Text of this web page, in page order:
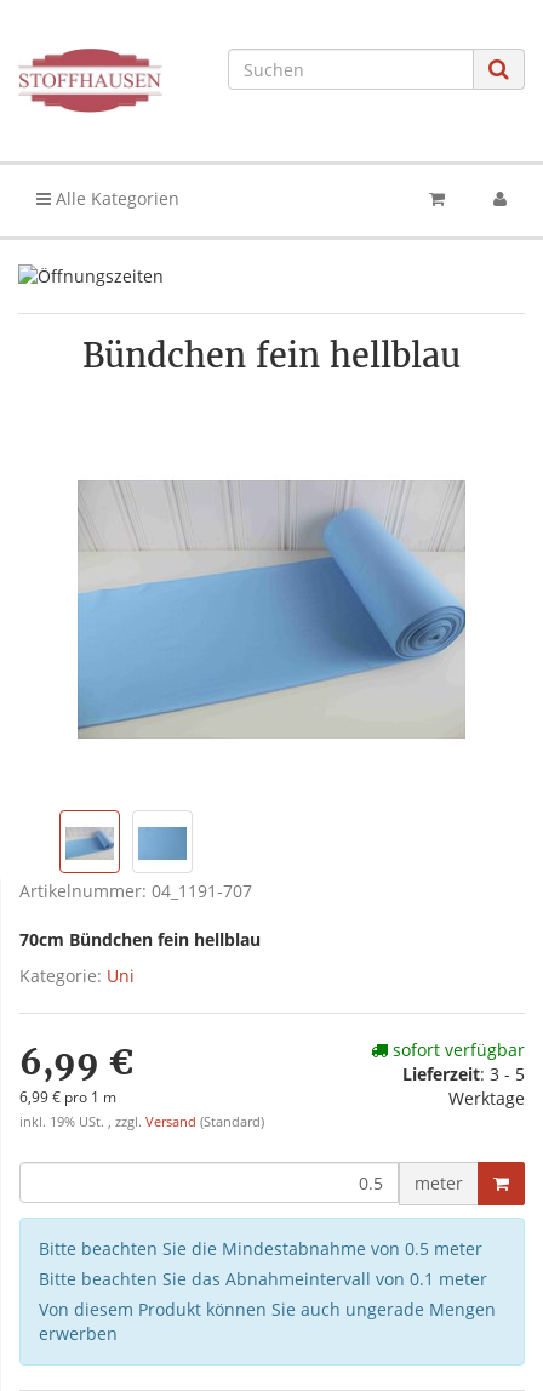
Alle Kategorien
Bündchen fein hellblau
Artikelnummer: 04_1191-707
70cm Bündchen fein hellblau
Kategorie: Uni
6,99 €
6,99 € pro 1 m
inkl. 19% USt. , zzgl. Versand (Standard)
sofort verfügbar
Lieferzeit: 3 - 5
Werktage
meter
Bitte beachten Sie die Mindestabnahme von 0.5 meter
Bitte beachten Sie das Abnahmeintervall von 0.1 meter
Von diesem Produkt können Sie auch ungerade Mengen
erwerben